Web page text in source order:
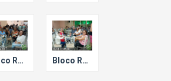
Bloco Ressaca de Carnaval. Bloco Ressaca de Carnaval.